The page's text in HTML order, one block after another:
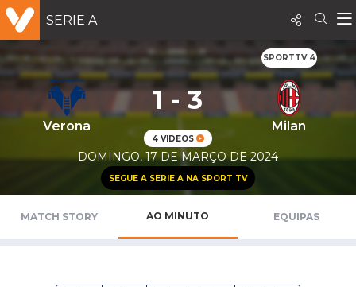
SERIE A
SPORTTV 4
Verona
1 - 3
4 VIDEOS
Milan
DOMINGO, 17 DE MARÇO DE 2024
SEGUE A SERIE A NA SPORT TV
MATCH STORY AO MINUTO EQUIPAS